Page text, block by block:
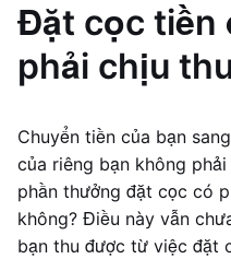
Đặt cọc tiền
phải chịu
Chuyển tiền của bạn
của riêng bạn không
phần thưởng đặt cọc có
không? Điều này vẫn
bạn thu được từ việc đặt